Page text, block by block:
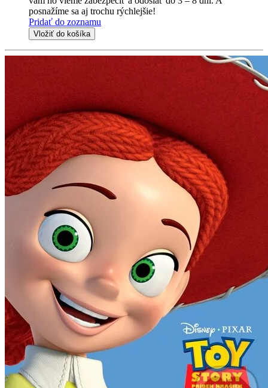
posnažíme sa aj trochu rýchlejšie!
Pridať do zoznamu
Vložiť do košíka